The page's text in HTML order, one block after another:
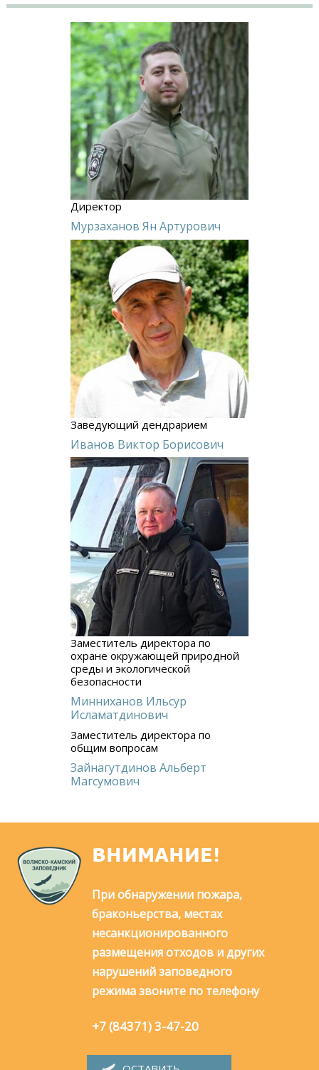
Директор
Мурзаханов Ян Артурович
Заведующий дендрарием
Иванов Виктор Борисович
Заместитель директора по
охране окружающей природной
среды и экологической
безопасности
Минниханов Ильсур
Исламатдинович
Заместитель директора по
общим вопросам
Зайнагутдинов Альберт
Магсумович
ВНИМАНИЕ!
При обнаружении пожара,
браконьерства, местах
несанкционированного
размещения отходов и других
нарушений заповедного
режима звоните по телефону
+7 (84371) 3-47-20